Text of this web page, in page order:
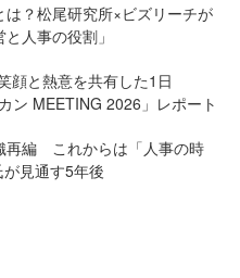
？松尾研究所×ビズリーチが
人事の役割」
顔と熱意を共有した1日
MEETING 2026」レポート
再編 これからは「人事の時
見通す5年後